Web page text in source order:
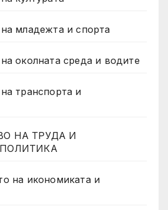
младежта и спорта
околната среда и водите
транспорта и
НА ТРУДА И
на икономиката и